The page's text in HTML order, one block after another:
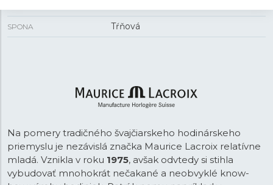
SPONA Tŕňová
Na pomery tradičného švajčiarskeho hodinárskeho
priemyslu je nezávislá značka Maurice Lacroix relatívne
mladá. Vznikla v roku 1975, avšak odvtedy si stihla
vybudovať mnohokrát nečakané a neobvyklé know-